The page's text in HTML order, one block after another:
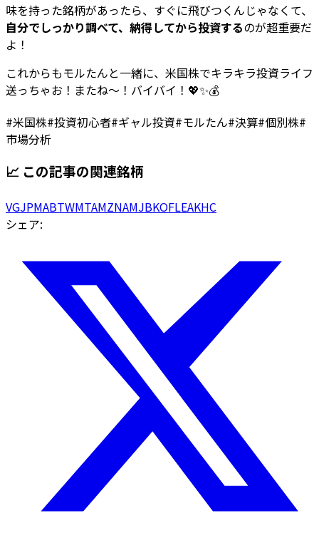
味を持った銘柄があったら、すぐに飛びつくんじゃなくて、
自分でしっかり調べて、納得してから投資するのが超重要だ
よ！
これからもモルたんと一緒に、米国株でキラキラ投資ライフ
送っちゃお！またね〜！バイバイ！💖✨💰
#米国株#投資初心者#ギャル投資#モルたん#決算#個別株#
市場分析
📈 この記事の関連銘柄
VGJPMABTWMTAMZNAMJBKOFLEAKHC
シェア: